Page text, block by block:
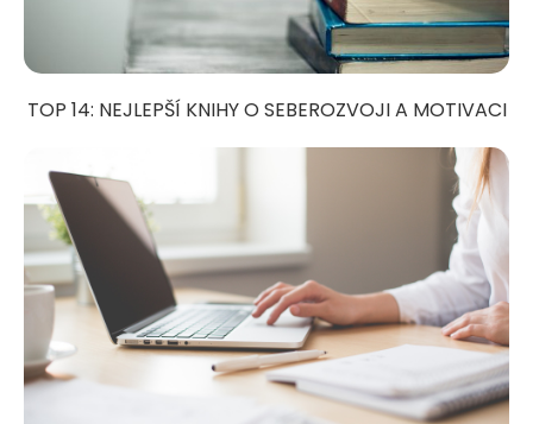
TOP 14: NEJLEPŠÍ KNIHY O SEBEROZVOJI A MOTIVACI